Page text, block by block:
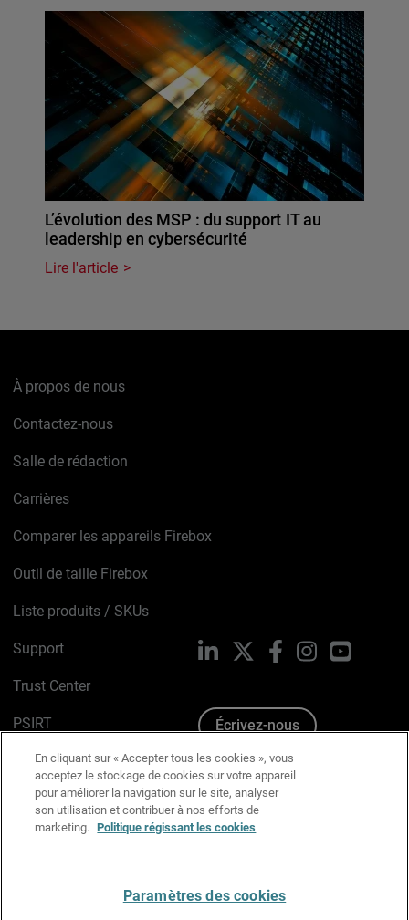
L’évolution des MSP : du support IT au
leadership en cybersécurité
Lire l'article
À propos de nous
Contactez-nous
Salle de rédaction
Carrières
Comparer les appareils Firebox
Outil de taille Firebox
Liste produits / SKUs
Support
Trust Center
PSIRT
Avis sur les cookies
Politique de confidentialité
Charte Graphique
LinkedIn FacebookInstagramYouTube
Écrivez-nous
En cliquant sur « Accepter tous les cookies », vous
acceptez le stockage de cookies sur votre appareil
pour améliorer la navigation sur le site, analyser
son utilisation et contribuer à nos efforts de
marketing. Politique régissant les cookies
Paramètres des cookies